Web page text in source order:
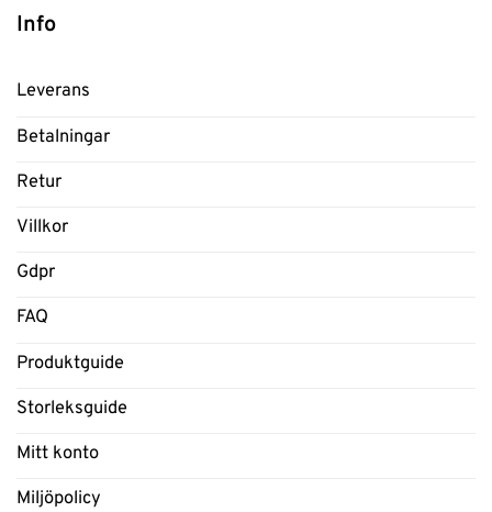
Info
Leverans
Betalningar
Retur
Villkor
Gdpr
FAQ
Produktguide
Storleksguide
Mitt konto
Miljöpolicy